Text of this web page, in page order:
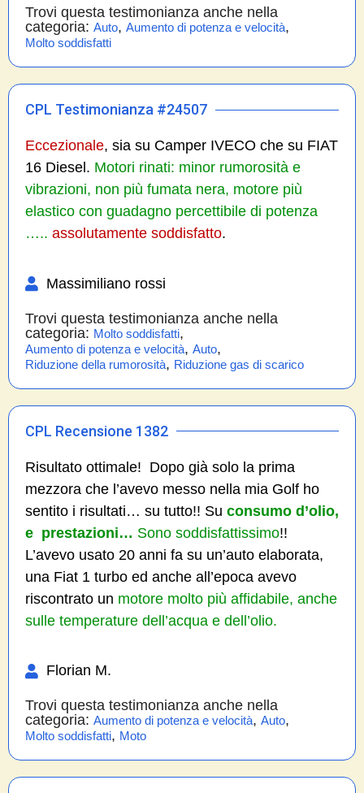
Trovi questa testimonianza anche nella
categoria: Auto, Aumento di potenza e velocità,
Molto soddisfatti
CPL Testimonianza #24507
Eccezionale, sia su Camper IVECO che su FIAT
16 Diesel. Motori rinati: minor rumorosità e
vibrazioni, non più fumata nera, motore più
elastico con guadagno percettibile di potenza
….. assolutamente soddisfatto.
Massimiliano rossi
Trovi questa testimonianza anche nella
categoria: Molto soddisfatti,
Aumento di potenza e velocità, Auto,
Riduzione della rumorosità, Riduzione gas di scarico
CPL Recensione 1382
Risultato ottimale! Dopo già solo la prima
mezzora che l’avevo messo nella mia Golf ho
sentito i risultati… su tutto!! Su consumo d’olio,
e prestazioni… Sono soddisfattissimo!!
L’avevo usato 20 anni fa su un’auto elaborata,
una Fiat 1 turbo ed anche all’epoca avevo
riscontrato un motore molto più affidabile, anche
sulle temperature dell’acqua e dell’olio.
Florian M.
Trovi questa testimonianza anche nella
categoria: Aumento di potenza e velocità, Auto,
Molto soddisfatti, Moto